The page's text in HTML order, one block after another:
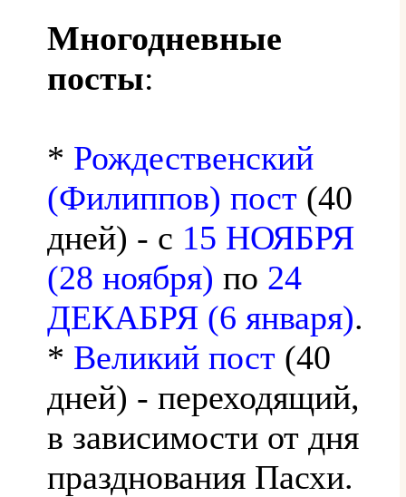
Многодневные
посты:
* Рождественский
(Филиппов) пост (40
дней) - с 15 НОЯБРЯ
(28 ноября) по 24
ДЕКАБРЯ (6 января).
* Великий пост (40
дней) - переходящий,
в зависимости от дня
празднования Пасхи.